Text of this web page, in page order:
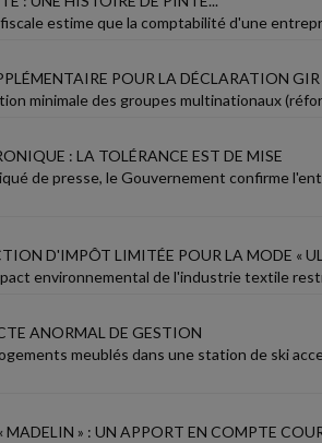
estime que la comptabilité d'une
POUR LA DÉCLARATION GIR
minimale des groupes multinationaux
: LA TOLÉRANCE EST DE MISE
de presse, le Gouvernement confirme
D'IMPÔT LIMITÉE POUR LA MODE «
environnemental de l'industrie textile
ANORMAL DE GESTION
meublés dans une station de ski
» : UN APPORT EN COMPTE